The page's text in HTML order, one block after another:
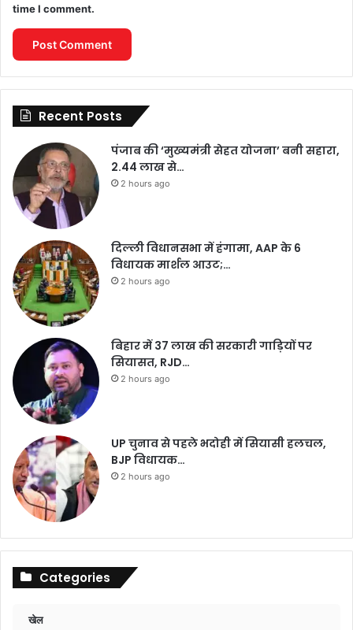
time I comment.
Recent Posts
पंजाब की ‘मुख्यमंत्री सेहत योजना’ बनी सहारा,
2.44 लाख से…
2 hours ago
दिल्ली विधानसभा में हंगामा, AAP के 6
विधायक मार्शल आउट;…
2 hours ago
बिहार में 37 लाख की सरकारी गाड़ियों पर
सियासत, RJD…
2 hours ago
UP चुनाव से पहले भदोही में सियासी हलचल,
BJP विधायक…
2 hours ago
Categories
खेल